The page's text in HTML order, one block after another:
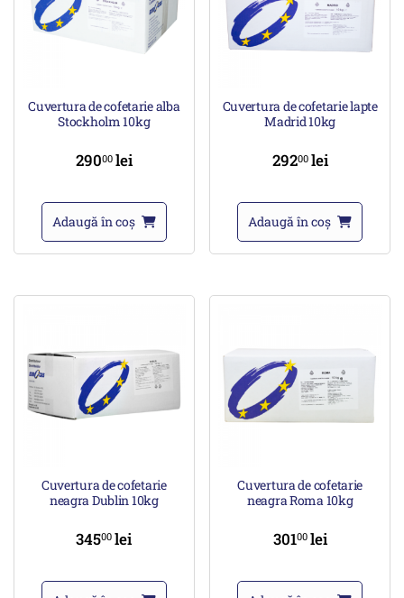
Cuvertura de cofetarie alba
Stockholm 10kg
29000 lei
Adaugă în coș
Cuvertura de cofetarie lapte
Madrid 10kg
29200 lei
Adaugă în coș
Cuvertura de cofetarie
neagra Dublin 10kg
34500lei
Cuvertura de cofetarie
neagra Roma 10kg
30100 lei